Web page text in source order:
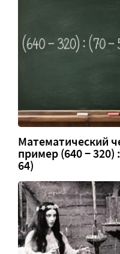
Математический
пример (640 − 320)
64)